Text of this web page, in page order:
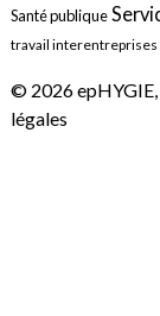
Santé publique
travail interentreprises
© 2026 epHYGIE,
légales